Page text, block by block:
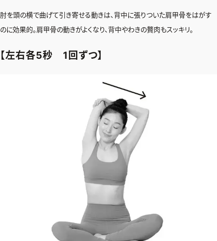
肘を頭の横で曲げて引き寄せる動きは、背中に張りついた肩甲骨をはがす
のに効果的。肩甲骨の動きがよくなり、背中やわきの贅肉もスッキリ。
【左右各5秒 1回ずつ】